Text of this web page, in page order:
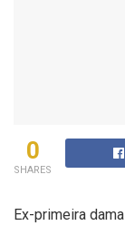
0
SHARES
Ex-primeira